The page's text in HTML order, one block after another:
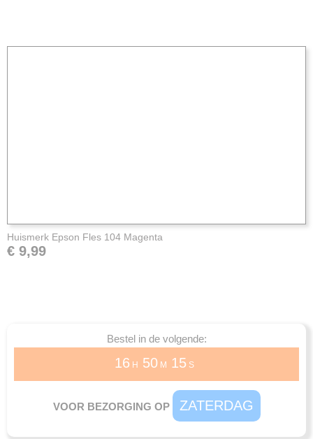
Huismerk Epson Fles 104 Magenta
€ 9,99
Bestel in de volgende:
16 H 50 M 14 S
VOOR BEZORGING OP ZATERDAG